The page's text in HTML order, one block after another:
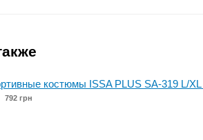
костюмы ISSA PLUS SA-319 L/XL
792 грн